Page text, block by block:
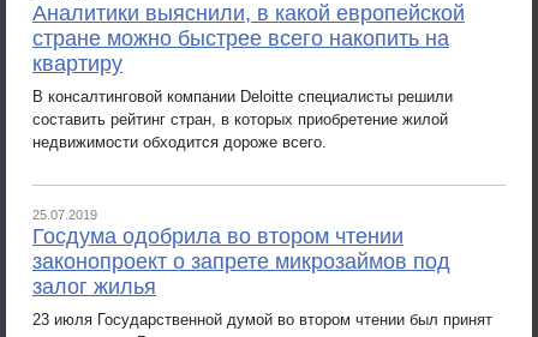
Аналитики выяснили, в какой европейской
стране можно быстрее всего накопить на
квартиру
В консалтинговой компании Deloitte специалисты решили
составить рейтинг стран, в которых приобретение жилой
недвижимости обходится дороже всего.
25.07.2019
Госдума одобрила во втором чтении
законопроект о запрете микрозаймов под
залог жилья
23 июля Государственной думой во втором чтении был принят